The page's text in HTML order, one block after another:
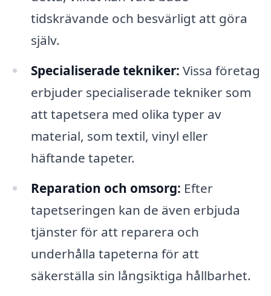
tidskrävande och besvärligt att göra
själv.
Specialiserade tekniker: Vissa företag
erbjuder specialiserade tekniker som
att tapetsera med olika typer av
material, som textil, vinyl eller
häftande tapeter.
Reparation och omsorg: Efter
tapetseringen kan de även erbjuda
tjänster för att reparera och
underhålla tapeterna för att
säkerställa sin långsiktiga hållbarhet.